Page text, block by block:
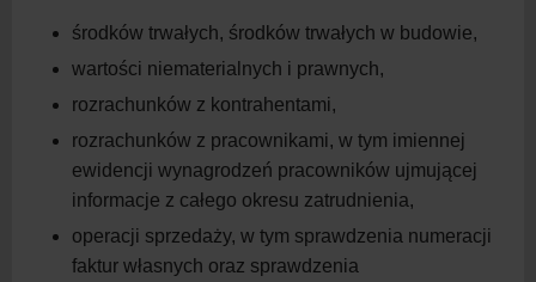
środków trwałych, środków trwałych w budowie,
wartości niematerialnych i prawnych,
rozrachunków z kontrahentami,
rozrachunków z pracownikami, w tym imiennej
ewidencji wynagrodzeń pracowników ujmującej
informacje z całego okresu zatrudnienia,
operacji sprzedaży, w tym sprawdzenia numeracji
faktur własnych oraz sprawdzenia